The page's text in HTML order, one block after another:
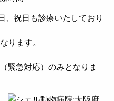
、祝日も診療いたしており
ります。
緊急対応）のみとなりま